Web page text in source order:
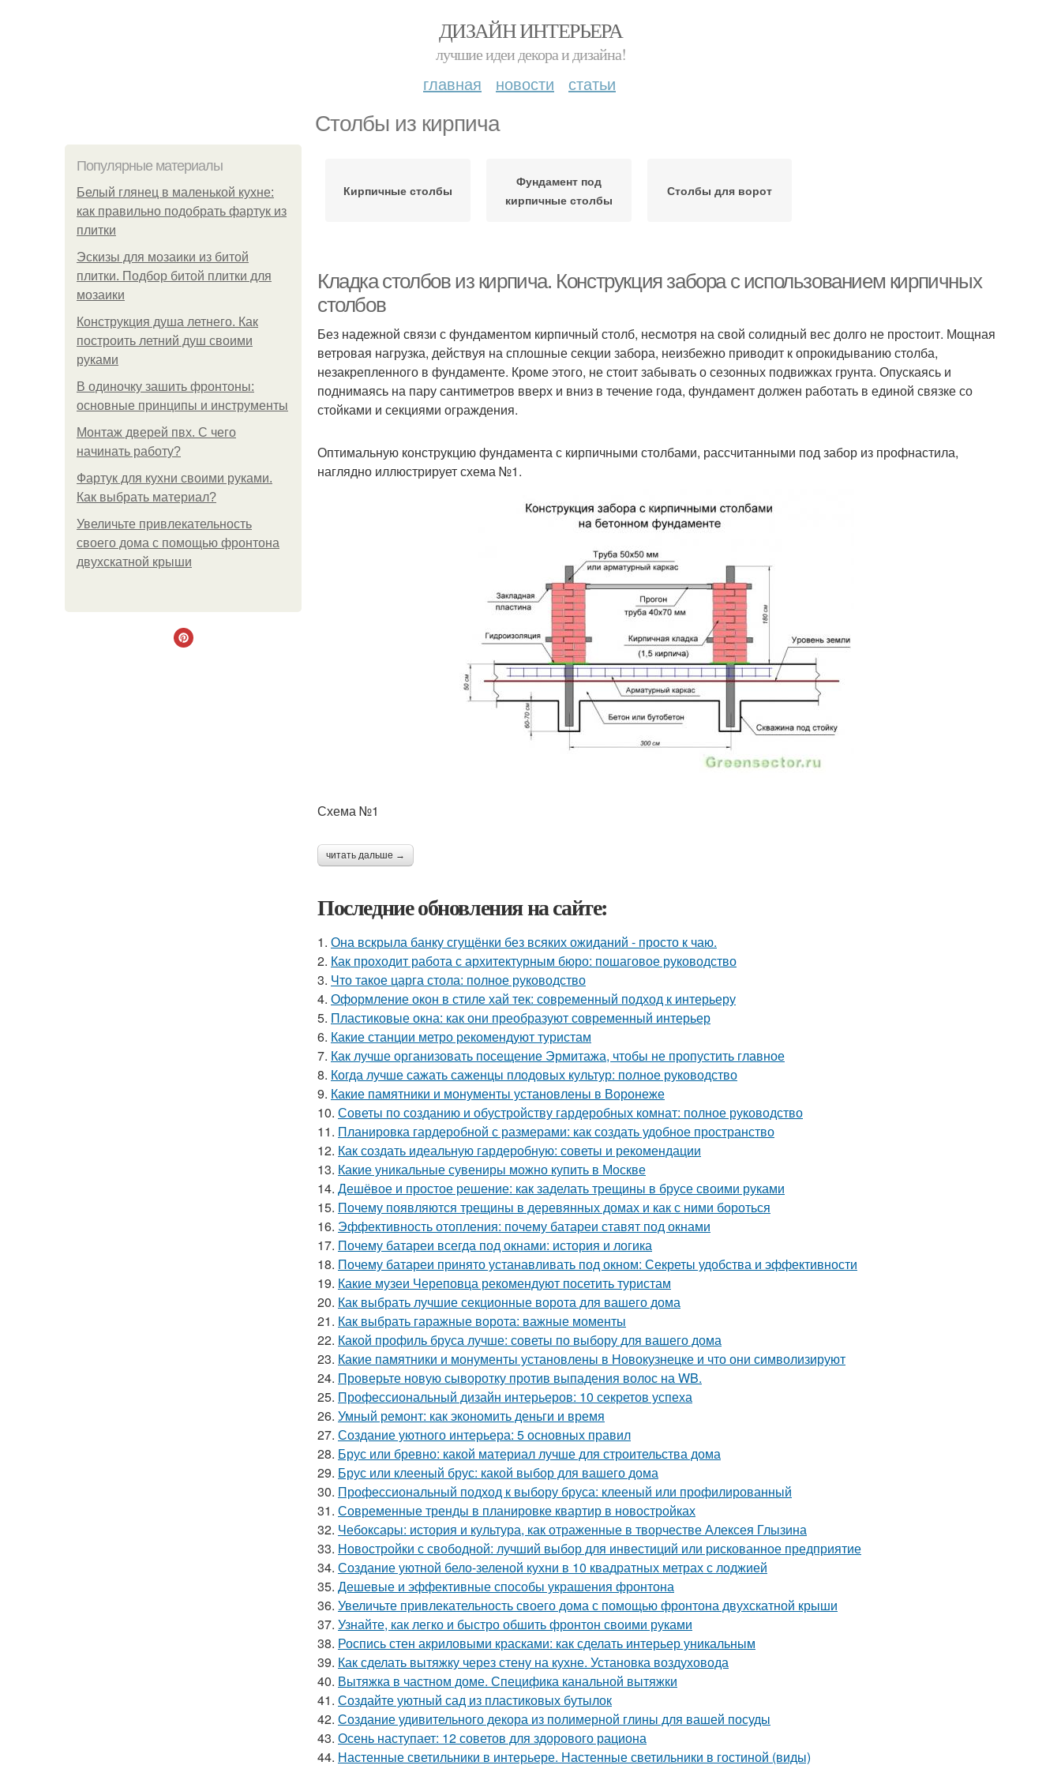
ДИЗАЙН ИНТЕРЬЕРА
лучшие идеи декора и дизайна!
главная новости статьи
Столбы из кирпича
Популярные материалы
Белый глянец в маленькой кухне:
как правильно подобрать фартук из
плитки
Эскизы для мозаики из битой
плитки. Подбор битой плитки для
мозаики
Конструкция душа летнего. Как
построить летний душ своими
руками
В одиночку зашить фронтоны:
основные принципы и инструменты
Монтаж дверей пвх. С чего
начинать работу?
Фартук для кухни своими руками.
Как выбрать материал?
Увеличьте привлекательность
своего дома с помощью фронтона
двухскатной крыши
Кирпичные столбы
Фундамент под
кирпичные столбы
Столбы для ворот
Кладка столбов из кирпича. Конструкция забора с использованием кирпичных
столбов
Без надежной связи с фундаментом кирпичный столб, несмотря на свой солидный вес долго не простоит. Мощная
ветровая нагрузка, действуя на сплошные секции забора, неизбежно приводит к опрокидыванию столба,
незакрепленного в фундаменте. Кроме этого, не стоит забывать о сезонных подвижках грунта. Опускаясь и
поднимаясь на пару сантиметров вверх и вниз в течение года, фундамент должен работать в единой связке со
стойками и секциями ограждения.
Оптимальную конструкцию фундамента с кирпичными столбами, рассчитанными под забор из профнастила,
наглядно иллюстрирует схема №1.
Схема №1
читать дальше →
Последние обновления на сайте:
1. Она вскрыла банку сгущёнки без всяких ожиданий - просто к чаю.
2. Как проходит работа с архитектурным бюро: пошаговое руководство
3. Что такое царга стола: полное руководство
4. Оформление окон в стиле хай тек: современный подход к интерьеру
5. Пластиковые окна: как они преобразуют современный интерьер
6. Какие станции метро рекомендуют туристам
7. Как лучше организовать посещение Эрмитажа, чтобы не пропустить главное
8. Когда лучше сажать саженцы плодовых культур: полное руководство
9. Какие памятники и монументы установлены в Воронеже
10. Советы по созданию и обустройству гардеробных комнат: полное руководство
11. Планировка гардеробной с размерами: как создать удобное пространство
12. Как создать идеальную гардеробную: советы и рекомендации
13. Какие уникальные сувениры можно купить в Москве
14. Дешёвое и простое решение: как заделать трещины в брусе своими руками
15. Почему появляются трещины в деревянных домах и как с ними бороться
16. Эффективность отопления: почему батареи ставят под окнами
17. Почему батареи всегда под окнами: история и логика
18. Почему батареи принято устанавливать под окном: Секреты удобства и эффективности
19. Какие музеи Череповца рекомендуют посетить туристам
20. Как выбрать лучшие секционные ворота для вашего дома
21. Как выбрать гаражные ворота: важные моменты
22. Какой профиль бруса лучше: советы по выбору для вашего дома
23. Какие памятники и монументы установлены в Новокузнецке и что они символизируют
24. Проверьте новую сыворотку против выпадения волос на WB.
25. Профессиональный дизайн интерьеров: 10 секретов успеха
26. Умный ремонт: как экономить деньги и время
27. Создание уютного интерьера: 5 основных правил
28. Брус или бревно: какой материал лучше для строительства дома
29. Брус или клееный брус: какой выбор для вашего дома
30. Профессиональный подход к выбору бруса: клееный или профилированный
31. Современные тренды в планировке квартир в новостройках
32. Чебоксары: история и культура, как отраженные в творчестве Алексея Глызина
33. Новостройки с свободной: лучший выбор для инвестиций или рискованное предприятие
34. Создание уютной бело-зеленой кухни в 10 квадратных метрах с лоджией
35. Дешевые и эффективные способы украшения фронтона
36. Увеличьте привлекательность своего дома с помощью фронтона двухскатной крыши
37. Узнайте, как легко и быстро обшить фронтон своими руками
38. Роспись стен акриловыми красками: как сделать интерьер уникальным
39. Как сделать вытяжку через стену на кухне. Установка воздуховода
40. Вытяжка в частном доме. Специфика канальной вытяжки
41. Создайте уютный сад из пластиковых бутылок
42. Создание удивительного декора из полимерной глины для вашей посуды
43. Осень наступает: 12 советов для здорового рациона
44. Настенные светильники в интерьере. Настенные светильники в гостиной (виды)